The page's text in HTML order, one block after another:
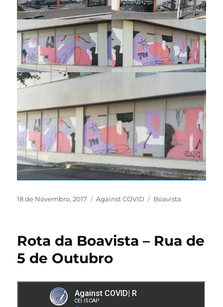
18 de Novembro, 2017 Against COVID Boavista
Rota da Boavista – Rua de
5 de Outubro